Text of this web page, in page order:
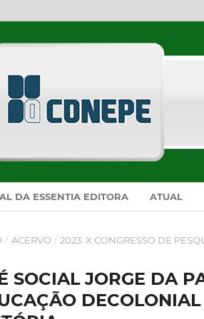
DA ESSENTIA EDITORA ATUAL
/ ACERVO / 2023: X CONGRESSO DE
SOCIAL JORGE DA